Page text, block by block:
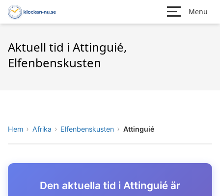
Menu
Aktuell tid i Attinguié,
Elfenbenskusten
Hem Afrika Elfenbenskusten Attinguié
Den aktuella tid i Attinguié är